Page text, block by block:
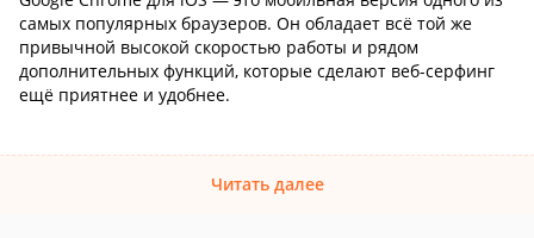
самых популярных браузеров. Он обладает всё той же
привычной высокой скоростью работы и рядом
дополнительных функций, которые сделают веб-серфинг
ещё приятнее и удобнее.
Читать далее